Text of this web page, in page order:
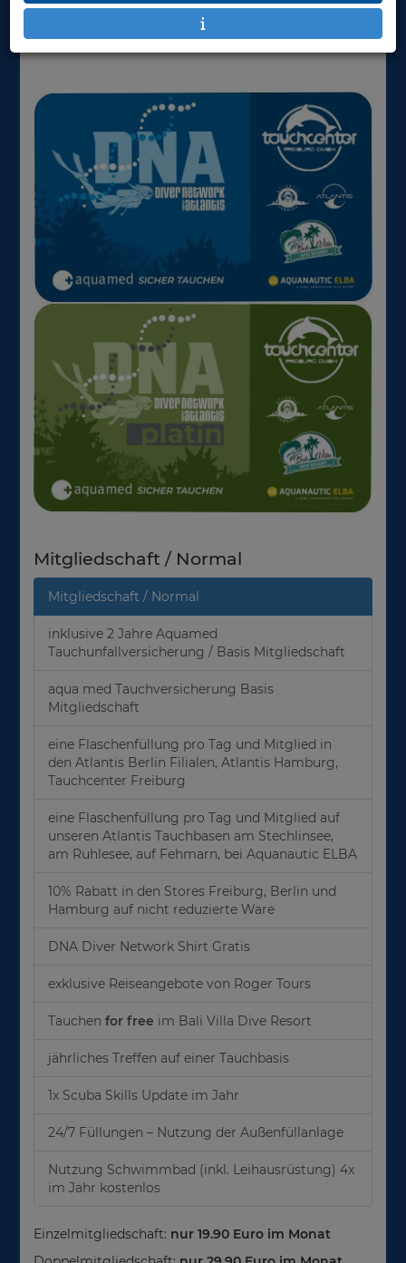
Mitgliedschaft / Normal
Mitgliedschaft / Normal
inklusive 2 Jahre Aquamed
Tauchunfallversicherung / Basis Mitgliedschaft
aqua med Tauchversicherung Basis
Mitgliedschaft
eine Flaschenfüllung pro Tag und Mitglied in
den Atlantis Berlin Filialen, Atlantis Hamburg,
Tauchcenter Freiburg
eine Flaschenfüllung pro Tag und Mitglied auf
unseren Atlantis Tauchbasen am Stechlinsee,
am Ruhlesee, auf Fehmarn, bei Aquanautic ELBA
10% Rabatt in den Stores Freiburg, Berlin und
Hamburg auf nicht reduzierte Ware
DNA Diver Network Shirt Gratis
exklusive Reiseangebote von Roger Tours
Tauchenfor free im Bali Villa Dive Resort
jährliches Treffen auf einer Tauchbasis
1x Scuba Skills Update im Jahr
24/7 Füllungen – Nutzung der Außenfüllanlage
Nutzung Schwimmbad (inkl. Leihausrüstung) 4x
im Jahr kostenlos
Einzelmitgliedschaft: nur 19.90 Euro im Monat